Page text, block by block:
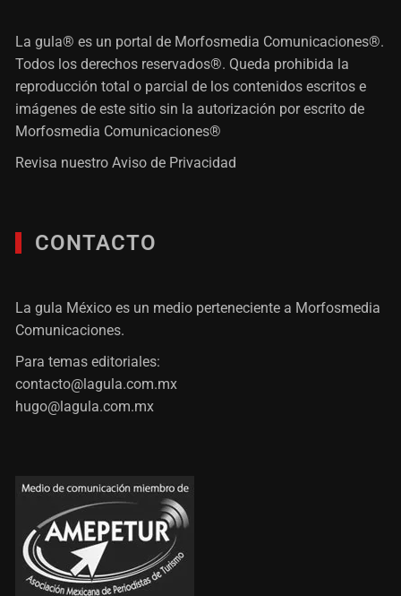
La gula® es un portal de Morfosmedia Comunicaciones®.
Todos los derechos reservados®. Queda prohibida la
reproducción total o parcial de los contenidos escritos e
imágenes de este sitio sin la autorización por escrito de
Morfosmedia Comunicaciones®
Revisa nuestroAviso de Privacidad
CONTACTO
La gula México es un medio perteneciente a Morfosmedia
Comunicaciones.
Para temas editoriales:
contacto@lagula.com.mx
hugo@lagula.com.mx